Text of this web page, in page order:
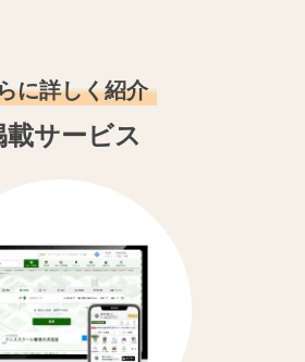
に詳しく紹介
載サービス